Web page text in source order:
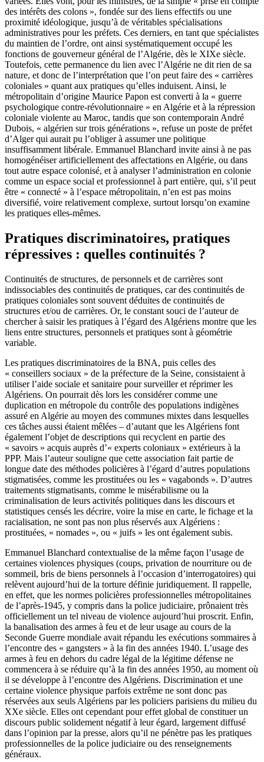
des intérêts des colons », fondée sur des liens effectifs ou une
proximité idéologique, jusqu’à de véritables spécialisations
administratives pour les préfets. Ces derniers, en tant que spécialistes
du maintien de l’ordre, ont ainsi systématiquement occupé les
fonctions de gouverneur général de l’Algérie, dès le XIXe siècle.
Toutefois, cette permanence du lien avec l’Algérie ne dit rien de sa
nature, et donc de l’interprétation que l’on peut faire des « carrières
coloniales » quant aux pratiques qu’elles induisent. Ainsi, le
métropolitain d’origine Maurice Papon est converti à la « guerre
psychologique contre-révolutionnaire » en Algérie et à la répression
coloniale violente au Maroc, tandis que son contemporain André
Dubois, « algérien sur trois générations », refuse un poste de préfet
d’Alger qui aurait pu l’obliger à assumer une politique
insuffisamment libérale. Emmanuel Blanchard invite ainsi à ne pas
homogénéiser artificiellement des affectations en Algérie, ou dans
tout autre espace colonisé, et à analyser l’administration en colonie
comme un espace social et professionnel à part entière, qui, s’il peut
être « connecté » à l’espace métropolitain, n’en est pas moins
diversifié, voire relativement complexe, surtout lorsqu’on examine
les pratiques elles-mêmes.
Pratiques discriminatoires, pratiques
répressives : quelles continuités ?
Continuités de structures, de personnels et de carrières sont
indissociables des continuités de pratiques, car des continuités de
pratiques coloniales sont souvent déduites de continuités de
structures et/ou de carrières. Or, le constant souci de l’auteur de
chercher à saisir les pratiques à l’égard des Algériens montre que les
liens entre structures, personnels et pratiques sont à géométrie
variable.
Les pratiques discriminatoires de la BNA, puis celles des
« conseillers sociaux » de la préfecture de la Seine, consistaient à
utiliser l’aide sociale et sanitaire pour surveiller et réprimer les
Algériens. On pourrait dès lors les considérer comme une
duplication en métropole du contrôle des populations indigènes
assuré en Algérie au moyen des communes mixtes dans lesquelles
ces tâches aussi étaient mêlées – d’autant que les Algériens font
également l’objet de descriptions qui recyclent en partie des
« savoirs » acquis auprès d’« experts coloniaux » extérieurs à la
PPP. Mais l’auteur souligne que cette association fait partie de
longue date des méthodes policières à l’égard d’autres populations
stigmatisées, comme les prostituées ou les « vagabonds ». D’autres
traitements stigmatisants, comme le misérabilisme ou la
criminalisation de leurs activités politiques dans les discours et
statistiques censés les décrire, voire la mise en carte, le fichage et la
racialisation, ne sont pas non plus réservés aux Algériens :
prostituées, « nomades », ou « juifs » les ont également subis.
Emmanuel Blanchard contextualise de la même façon l’usage de
certaines violences physiques (coups, privation de nourriture ou de
sommeil, bris de biens personnels à l’occasion d’interrogatoires) qui
relèvent aujourd’hui de la torture définie juridiquement. Il rappelle,
en effet, que les normes policières professionnelles métropolitaines
de l’après-1945, y compris dans la police judiciaire, prônaient très
officiellement un tel niveau de violence aujourd’hui proscrit. Enfin,
la banalisation des armes à feu et de leur usage au cours de la
Seconde Guerre mondiale avait répandu les exécutions sommaires à
l’encontre des « gangsters » à la fin des années 1940. L’usage des
armes à feu en dehors du cadre légal de la légitime défense ne
commencera à se réduire qu’à la fin des années 1950, au moment où
il se développe à l’encontre des Algériens. Discrimination et une
certaine violence physique parfois extrême ne sont donc pas
réservées aux seuls Algériens par les policiers parisiens du milieu du
XXe siècle. Elles ont cependant pour effet global de constituer un
discours public solidement négatif à leur égard, largement diffusé
dans l’opinion par la presse, alors qu’il ne pénètre pas les pratiques
professionnelles de la police judiciaire ou des renseignements
généraux.